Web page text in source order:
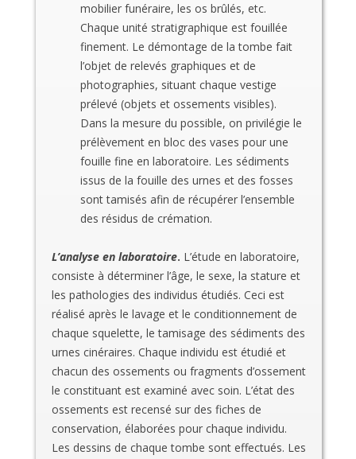
mobilier funéraire, les os brûlés, etc.
Chaque unité stratigraphique est fouillée
finement. Le démontage de la tombe fait
l’objet de relevés graphiques et de
photographies, situant chaque vestige
prélevé (objets et ossements visibles).
Dans la mesure du possible, on privilégie le
prélèvement en bloc des vases pour une
fouille fine en laboratoire. Les sédiments
issus de la fouille des urnes et des fosses
sont tamisés afin de récupérer l’ensemble
des résidus de crémation.
L’analyse en laboratoire. L’étude en laboratoire,
consiste à déterminer l’âge, le sexe, la stature et
les pathologies des individus étudiés. Ceci est
réalisé après le lavage et le conditionnement de
chaque squelette, le tamisage des sédiments des
urnes cinéraires. Chaque individu est étudié et
chacun des ossements ou fragments d’ossement
le constituant est examiné avec soin. L’état des
ossements est recensé sur des fiches de
conservation, élaborées pour chaque individu.
Les dessins de chaque tombe sont effectués. Les